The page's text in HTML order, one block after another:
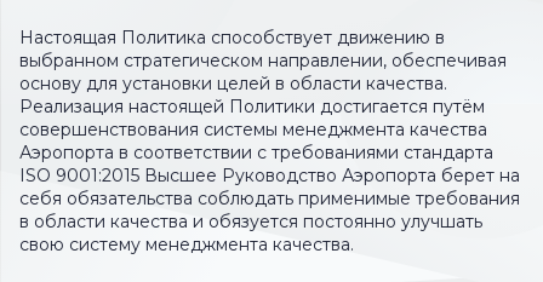
Настоящая Политика способствует движению в
выбранном стратегическом направлении, обеспечивая
основу для установки целей в области качества.
Реализация настоящей Политики достигается путём
совершенствования системы менеджмента качества
Аэропорта в соответствии с требованиями стандарта
ISO 9001:2015 Высшее Руководство Аэропорта берет на
себя обязательства соблюдать применимые требования
в области качества и обязуется постоянно улучшать
свою систему менеджмента качества.